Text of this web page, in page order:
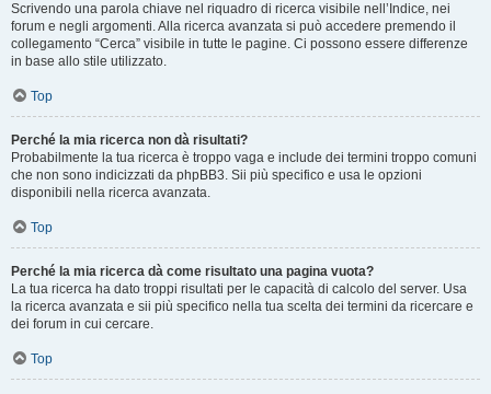
Scrivendo una parola chiave nel riquadro di ricerca visibile nell’Indice, nei
forum e negli argomenti. Alla ricerca avanzata si può accedere premendo il
collegamento “Cerca” visibile in tutte le pagine. Ci possono essere differenze
in base allo stile utilizzato.
Top
Perché la mia ricerca non dà risultati?
Probabilmente la tua ricerca è troppo vaga e include dei termini troppo comuni
che non sono indicizzati da phpBB3. Sii più specifico e usa le opzioni
disponibili nella ricerca avanzata.
Top
Perché la mia ricerca dà come risultato una pagina vuota?
La tua ricerca ha dato troppi risultati per le capacità di calcolo del server. Usa
la ricerca avanzata e sii più specifico nella tua scelta dei termini da ricercare e
dei forum in cui cercare.
Top